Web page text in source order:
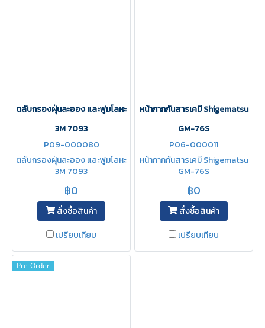
ตลับกรองฝุ่นละออง และฟูมโลหะ
3M 7093
P09-000080
ตลับกรองฝุ่นละออง และฟูมโลหะ
3M 7093
฿0
สั่งซื้อสินค้า
เปรียบเทียบ
หน้ากากกันสารเคมี Shigematsu
GM-76S
P06-000011
หน้ากากกันสารเคมี Shigematsu
GM-76S
฿0
สั่งซื้อสินค้า
เปรียบเทียบ
Pre-Order